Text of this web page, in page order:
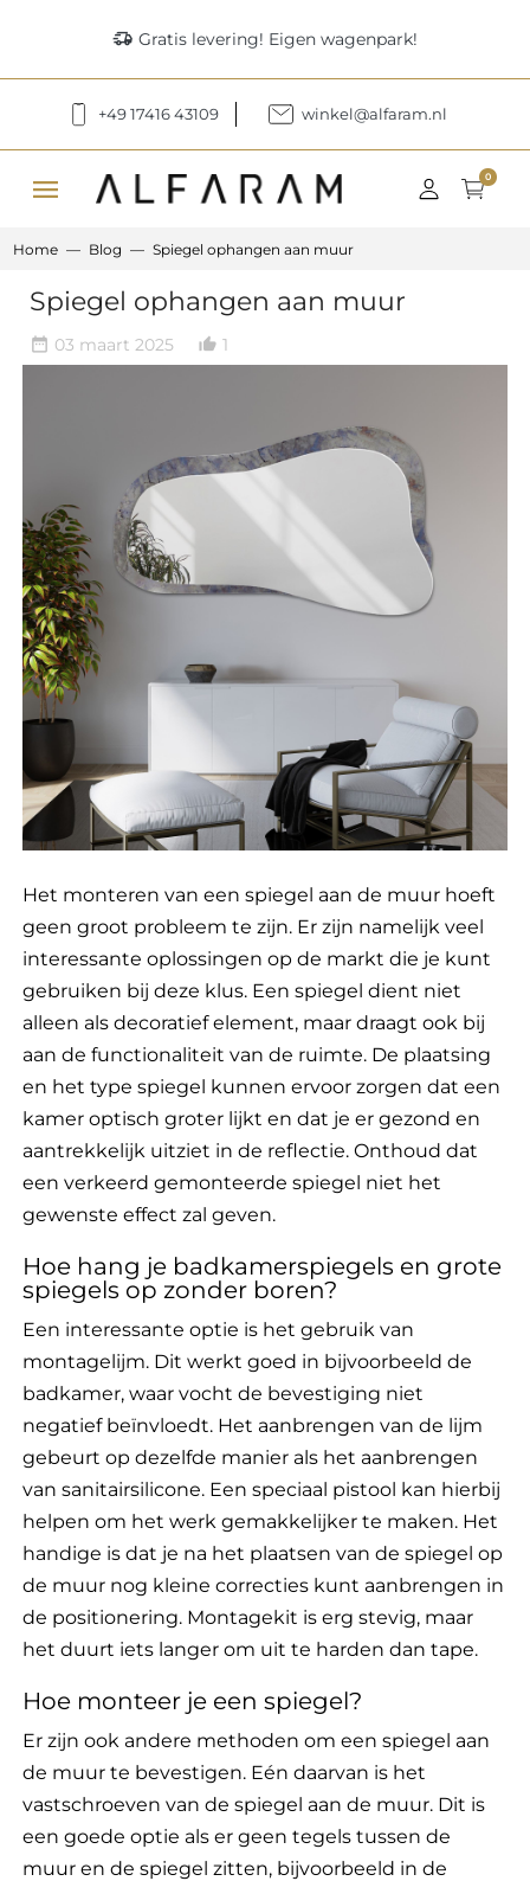
delivery_truck_speed Gratis levering! Eigen wagenpark!
+49 17416 43109 winkel@alfaram.nl
menu 0
Home Blog Spiegel ophangen aan muur
Spiegel ophangen aan muur
date_range 03 maart 2025 thumb_up_alt 1
Het monteren van een spiegel aan de muur hoeft
geen groot probleem te zijn. Er zijn namelijk veel
interessante oplossingen op de markt die je kunt
gebruiken bij deze klus. Een spiegel dient niet
alleen als decoratief element, maar draagt ook bij
aan de functionaliteit van de ruimte. De plaatsing
en het type spiegel kunnen ervoor zorgen dat een
kamer optisch groter lijkt en dat je er gezond en
aantrekkelijk uitziet in de reflectie. Onthoud dat
een verkeerd gemonteerde spiegel niet het
gewenste effect zal geven.
Hoe hang je badkamerspiegels en grote
spiegels op zonder boren?
Een interessante optie is het gebruik van
montagelijm. Dit werkt goed in bijvoorbeeld de
badkamer, waar vocht de bevestiging niet
negatief beïnvloedt. Het aanbrengen van de lijm
gebeurt op dezelfde manier als het aanbrengen
van sanitairsilicone. Een speciaal pistool kan hierbij
helpen om het werk gemakkelijker te maken. Het
handige is dat je na het plaatsen van de spiegel op
de muur nog kleine correcties kunt aanbrengen in
de positionering. Montagekit is erg stevig, maar
het duurt iets langer om uit te harden dan tape.
Hoe monteer je een spiegel?
Er zijn ook andere methoden om een spiegel aan
de muur te bevestigen. Eén daarvan is het
vastschroeven van de spiegel aan de muur. Dit is
een goede optie als er geen tegels tussen de
muur en de spiegel zitten, bijvoorbeeld in de